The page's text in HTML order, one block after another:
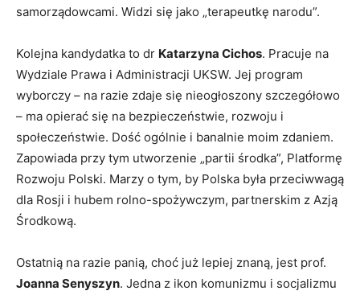
samorządowcami. Widzi się jako „terapeutkę narodu”.
Kolejna kandydatka to dr Katarzyna Cichos. Pracuje na
Wydziale Prawa i Administracji UKSW. Jej program
wyborczy – na razie zdaje się nieogłoszony szczegółowo
– ma opierać się na bezpieczeństwie, rozwoju i
społeczeństwie. Dość ogólnie i banalnie moim zdaniem.
Zapowiada przy tym utworzenie „partii środka”, Platformę
Rozwoju Polski. Marzy o tym, by Polska była przeciwwagą
dla Rosji i hubem rolno-spożywczym, partnerskim z Azją
Środkową.
Ostatnią na razie panią, choć już lepiej znaną, jest prof.
Joanna Senyszyn. Jedna z ikon komunizmu i socjalizmu